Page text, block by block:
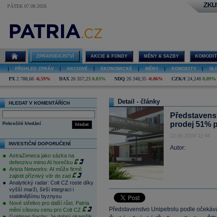
PÁTEK 07.08.2026
ZPRAVODAJSTVÍ AKCIE & FONDY MĚNY & SAZBY
PŘEHLED ZPRÁV AKCIOVÉ EKONOMICKÉ MĚNY KOMODITY
PX 2 788,66 -0,59% DAX 26 357,23 0,83% NDQ 26 348,35 -0,06% CZK/€ 24,248 0,09%
HLEDAT V KOMENTÁŘÍCH
hledat
Pokročilé hledání
INVESTIČNÍ DOPORUČENÍ
AstraZeneca jako sázka na
defenzivu mimo AI horečku
Arista Networks: AI může firmě
zajistit příznivý vítr do zad
Analytický radar: Colt CZ roste díky
vyšší marži, širší integraci i
stabilnějšímu byznysu
Nové střelivo pro další růst. Patria
mění cílovou cenu pro Colt CZ
Detail - články
prodej 51%
22.06.2004 11:44
Autor:
Představenstvo Unipetrolu podle